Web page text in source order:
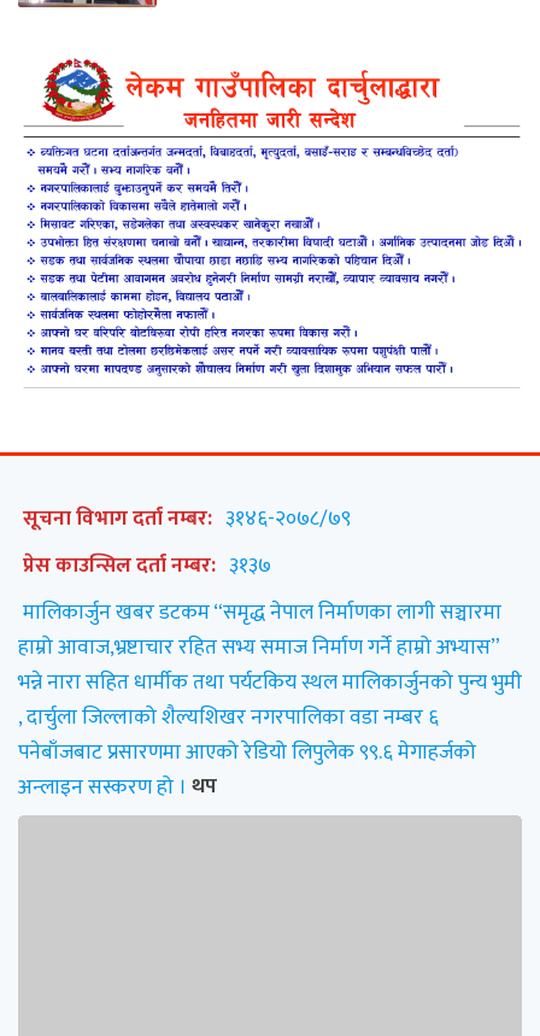
सूचना विभाग दर्ता नम्बर: ३१४६-२०७८/७९
प्रेस काउन्सिल दर्ता नम्बर: ३१३७
मालिकार्जुन खबर डटकम “समृद्ध नेपाल निर्माणका लागी सञ्चारमा
हाम्रो आवाज,भ्रष्टाचार रहित सभ्य समाज निर्माण गर्ने हाम्रो अभ्यास”
भन्ने नारा सहित धार्मीक तथा पर्यटकिय स्थल मालिकार्जुनको पुन्य भुमी
, दार्चुला जिल्लाको शैल्यशिखर नगरपालिका वडा नम्बर ६
पनेबाँजबाट प्रसारणमा आएको रेडियो लिपुलेक ९९.६ मेगाहर्जको
अन्लाइन सस्करण हो । थप